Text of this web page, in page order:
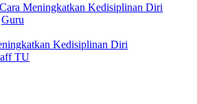
Cara Meningkatkan Kedisiplinan Diri
Guru
Kedisiplinan Diri
TU